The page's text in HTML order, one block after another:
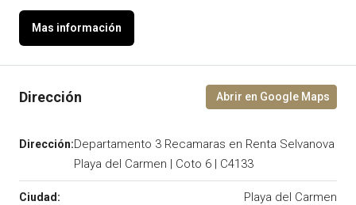
Departamento 3 Recamaras en Renta Selvanova
Playa del Carmen | Coto 6 | C4133
Playa del Carmen